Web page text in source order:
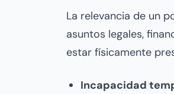
La relevancia de un
asuntos legales,
estar físicamente
Incapacidad